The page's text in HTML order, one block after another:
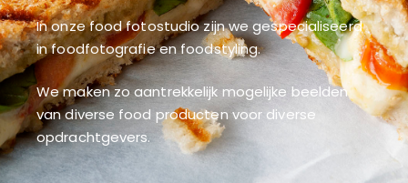
In onze food fotostudio zijn we gespecialiseerd
in foodfotografie en foodstyling.
We maken zo aantrekkelijk mogelijke beelden
van diverse food producten voor diverse
opdrachtgevers.